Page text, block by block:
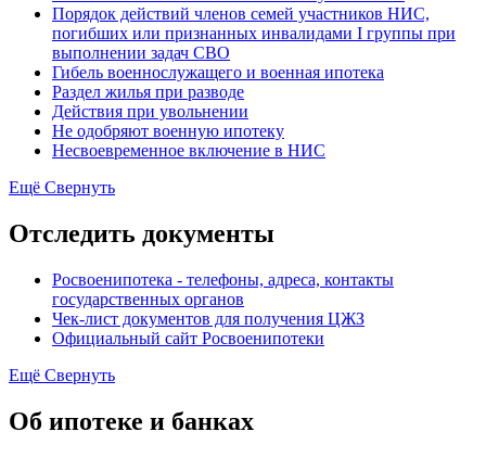
Порядок действий членов семей участников НИС,
погибших или признанных инвалидами I группы при
выполнении задач СВО
Гибель военнослужащего и военная ипотека
Раздел жилья при разводе
Действия при увольнении
Не одобряют военную ипотеку
Несвоевременное включение в НИС
Ещё Свернуть
Отследить документы
Росвоенипотека - телефоны, адреса, контакты
государственных органов
Чек-лист документов для получения ЦЖЗ
Официальный сайт Росвоенипотеки
Ещё Свернуть
Об ипотеке и банках